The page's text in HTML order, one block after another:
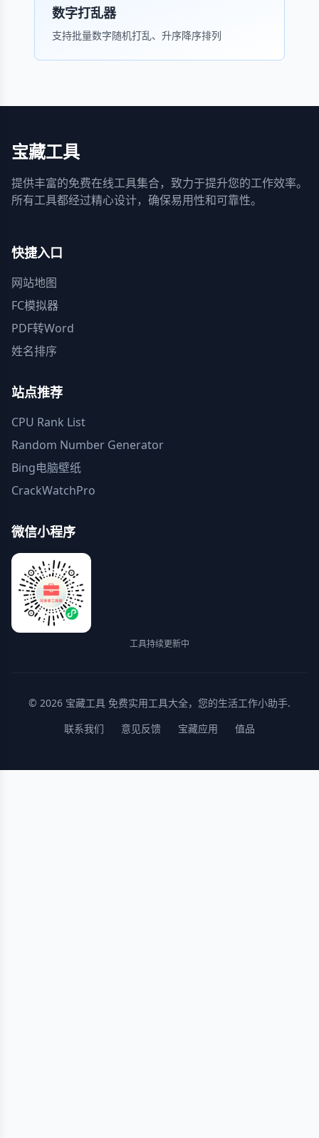
数字打乱器
支持批量数字随机打乱、升序降序排列
宝藏工具
提供丰富的免费在线工具集合，致力于提升您的工作效率。
所有工具都经过精心设计，确保易用性和可靠性。
快捷入口
网站地图
FC模拟器
PDF转Word
姓名排序
站点推荐
CPU Rank List
Random Number Generator
Bing电脑壁纸
CrackWatchPro
微信小程序
工具持续更新中
© 2026 宝藏工具 免费实用工具大全，您的生活工作小助手.
联系我们
意见反馈 宝藏应用 值品